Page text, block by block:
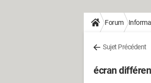
Forum
Sujet Précédent
écran